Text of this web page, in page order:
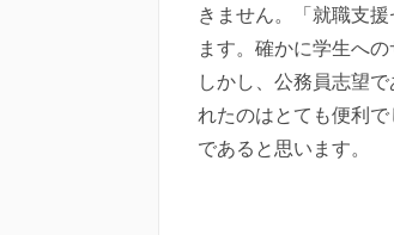
きません。「就職支
ます。確かに学生へ
しかし、公務員志望
れたのはとても便利
であると思います。